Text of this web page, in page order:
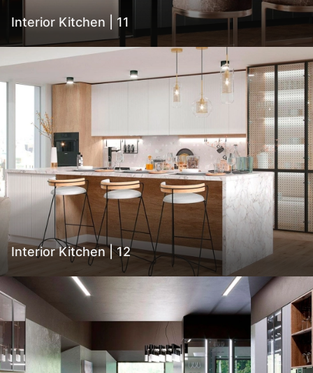
Interior Kitchen | 11
Interior Kitchen | 12